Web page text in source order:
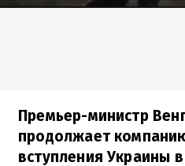
Премьер-министр
продолжает
вступления Украины